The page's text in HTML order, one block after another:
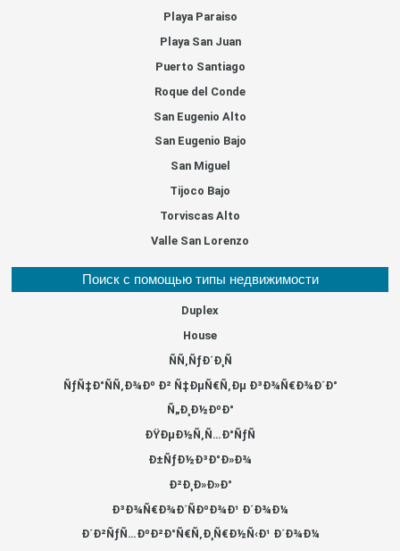
Playa Paraiso
Playa San Juan
Puerto Santiago
Roque del Conde
San Eugenio Alto
San Eugenio Bajo
San Miguel
Tijoco Bajo
Torviscas Alto
Valle San Lorenzo
Поиск с помощью типы недвижимости
Duplex
House
ÑÑ‚ÑƒÐ´Ð¸Ñ
ÑƒÑ‡Ð°ÑÑ‚Ð¾Ðº Ð² Ñ‡ÐµÑ€Ñ‚Ðµ Ð³Ð¾Ñ€Ð¾Ð´Ð°
Ñ„Ð¸Ð½ÐºÐ°
ÐŸÐµÐ½Ñ‚Ñ…Ð°ÑƒÑ
Ð±ÑƒÐ½Ð³Ð°Ð»Ð¾
Ð²Ð¸Ð»Ð»Ð°
Ð³Ð¾Ñ€Ð¾Ð´ÑÐºÐ¾Ð¹ Ð´Ð¾Ð¼
Ð´Ð²ÑƒÑ…ÐºÐ²Ð°Ñ€Ñ‚Ð¸Ñ€Ð½Ñ‹Ð¹ Ð´Ð¾Ð¼